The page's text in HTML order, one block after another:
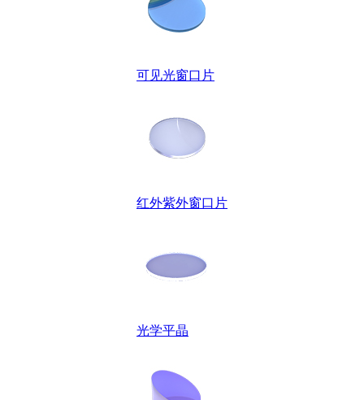
可见光窗口片
红外紫外窗口片
光学平晶